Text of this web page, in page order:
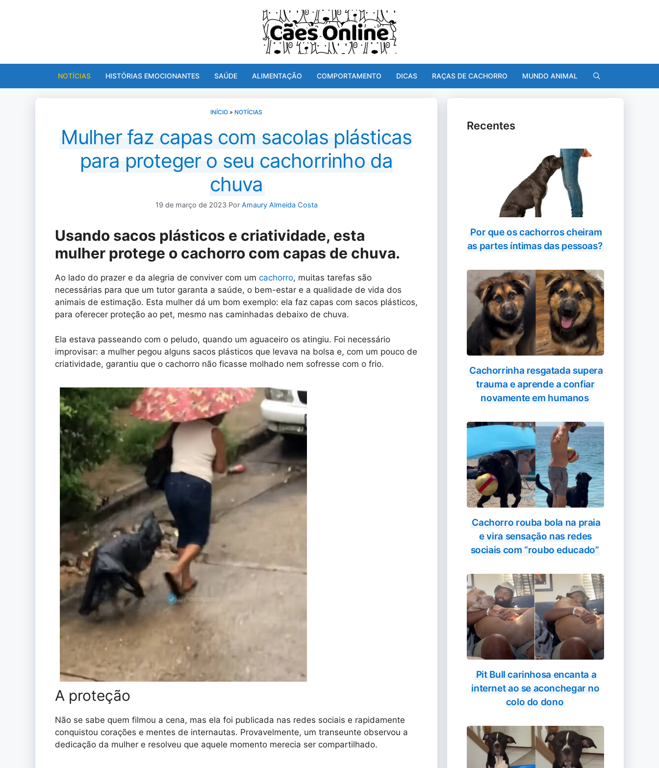
NOTÍCIAS HISTÓRIAS EMOCIONANTES SAÚDE ALIMENTAÇÃO COMPORTAMENTO DICAS RAÇAS DE CACHORRO MUNDO ANIMAL
INÍCIO » NOTÍCIAS
Mulher faz capas com sacolas plásticas
para proteger o seu cachorrinho da
chuva
19 de março de 2023 Por Amaury Almeida Costa
Usando sacos plásticos e criatividade, esta
mulher protege o cachorro com capas de chuva.
Ao lado do prazer e da alegria de conviver com um cachorro, muitas tarefas são
necessárias para que um tutor garanta a saúde, o bem-estar e a qualidade de vida dos
animais de estimação. Esta mulher dá um bom exemplo: ela faz capas com sacos plásticos,
para oferecer proteção ao pet, mesmo nas caminhadas debaixo de chuva.
Ela estava passeando com o peludo, quando um aguaceiro os atingiu. Foi necessário
improvisar: a mulher pegou alguns sacos plásticos que levava na bolsa e, com um pouco de
criatividade, garantiu que o cachorro não ficasse molhado nem sofresse com o frio.
A proteção
Não se sabe quem filmou a cena, mas ela foi publicada nas redes sociais e rapidamente
conquistou corações e mentes de internautas. Provavelmente, um transeunte observou a
dedicação da mulher e resolveu que aquele momento merecia ser compartilhado.
Recentes
Por que os cachorros cheiram
as partes íntimas das pessoas?
Cachorrinha resgatada supera
trauma e aprende a confiar
novamente em humanos
Cachorro rouba bola na praia
e vira sensação nas redes
sociais com “roubo educado”
Pit Bull carinhosa encanta a
internet ao se aconchegar no
colo do dono